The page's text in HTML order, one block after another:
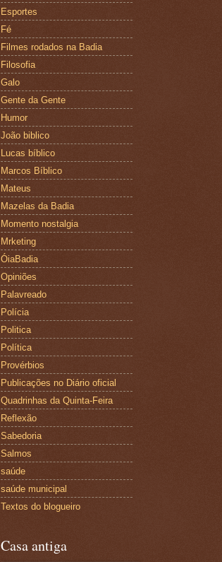
Esportes
Fé
Filmes rodados na Badia
Filosofia
Galo
Gente da Gente
Humor
João biblico
Lucas bíblico
Marcos Bíblico
Mateus
Mazelas da Badia
Momento nostalgia
Mrketing
ÓiaBadia
Opiniões
Palavreado
Polícia
Politica
Política
Provérbios
Publicações no Diário oficial
Quadrinhas da Quinta-Feira
Reflexão
Sabedoria
Salmos
saúde
saúde municipal
Textos do blogueiro
Casa antiga